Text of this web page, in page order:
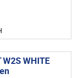
W2S WHITE